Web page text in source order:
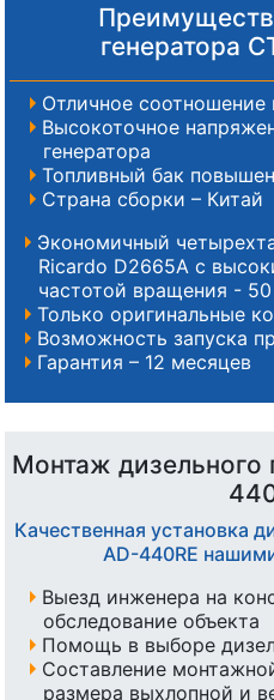
генератора
Отличное соотношение
Высокоточное
генератора
Топливный бак
Страна сборки – Китай
Экономичный
Ricardo D2665A с
частотой вращения - 50
Только оригинальные
Возможность запуска
Гарантия – 12 месяцев
Монтаж дизельного
Качественная установка
AD-440RE
Выезд инженера на
обследование объекта
Помощь в выборе
Составление
размера выхлопной и